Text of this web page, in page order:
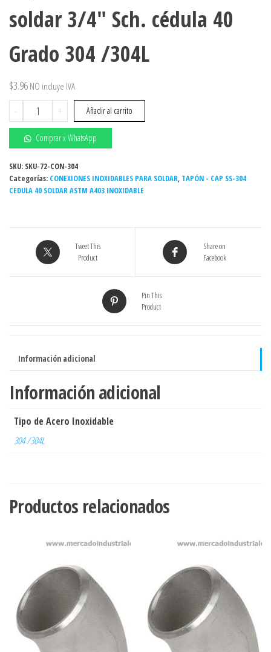
soldar 3/4″ Sch. cédula 40
Grado 304 /304L
$3.96 NO incluye IVA
-
Tapón
(CAP)
Inoxidable
soldar
3/4"
Sch.
cédula
/304L
cantidad
+ Añadir al carrito
Comprar x WhatsApp
SKU: SKU-72-CON-304
Categorías: CONEXIONES INOXIDABLES PARA SOLDAR, TAPÓN - CAP SS-304
CEDULA 40 SOLDAR ASTM A403 INOXIDABLE
Tweet This
Product
Share on
Facebook
Pin This
Product
Información adicional
Información adicional
Tipo de Acero Inoxidable
304 /304L
Productos relacionados